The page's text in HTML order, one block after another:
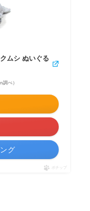
ムシ ぬいぐる
べ）
グ
ポチップ